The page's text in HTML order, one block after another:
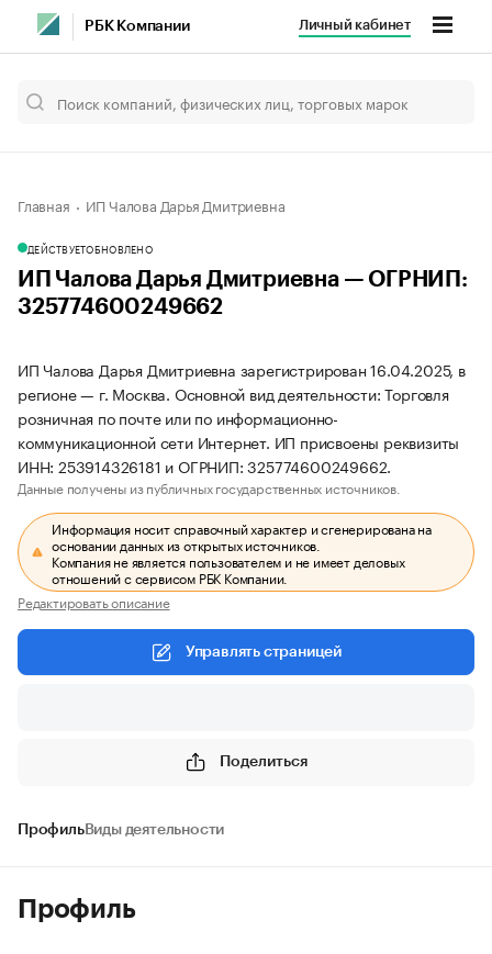
РБК Компании Личный кабинет
Главная ИП Чалова Дарья Дмитриевна
ДЕЙСТВУЕТОБНОВЛЕНО
ИП Чалова Дарья Дмитриевна — ОГРНИП:
325774600249662
ИП Чалова Дарья Дмитриевна зарегистрирован 16.04.2025, в
регионе — г. Москва. Основной вид деятельности: Торговля
розничная по почте или по информационно-
коммуникационной сети Интернет. ИП присвоены реквизиты
ИНН: 253914326181 и ОГРНИП: 325774600249662.
Данные получены из публичных государственных источников.
Информация носит справочный характер и сгенерирована на
основании данных из открытых источников.
Компания не является пользователем и не имеет деловых
отношений с сервисом РБК Компании.
Редактировать описание
Управлять страницей
Поделиться
ПрофильВиды деятельности
Профиль